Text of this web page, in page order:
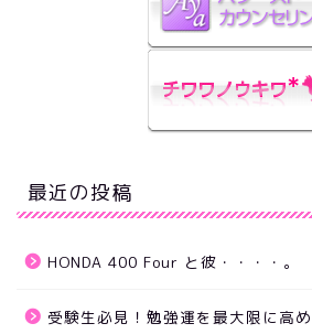
最近の投稿
HONDA 400 Four と彼・・・・。
受験生必見！勉強運を最大限に高め